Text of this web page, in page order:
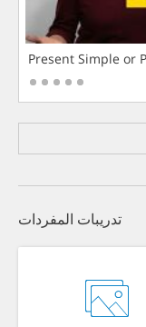
Present Simple or
تدريبات المفردات